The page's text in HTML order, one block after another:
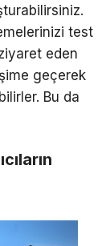
test
eden
geçerek
Bu da